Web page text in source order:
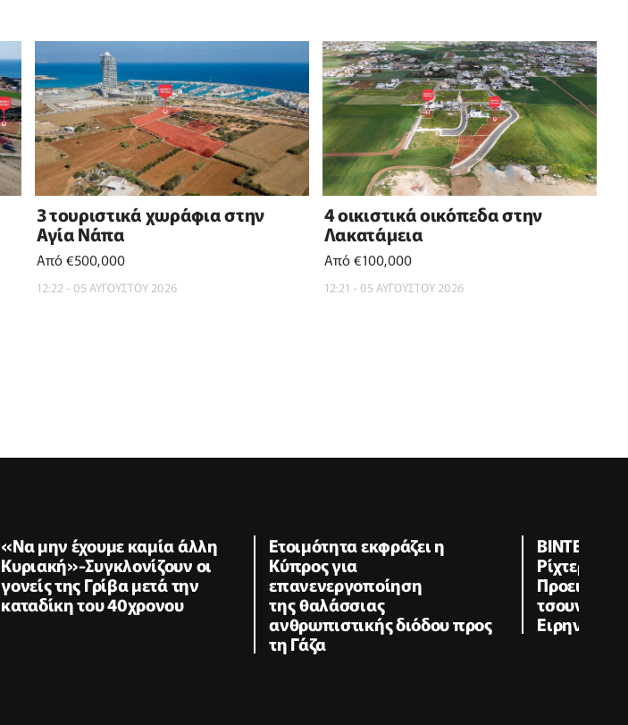
3 τουριστικά χωράφια στην
Αγία Νάπα
Από €500,000
12:22 - 05 ΑΥΓΟΥΣΤΟΥ 2026
4 οικιστικά οικόπεδα στην
Λακατάμεια
Από €100,000
12:21 - 05 ΑΥΓΟΥΣΤΟΥ 2026
«Να μην έχουμε καμία άλλη
Κυριακή»-Συγκλονίζουν οι
γονείς της Γρίβα μετά την
καταδίκη του 40χρονου
Ετοιμότητα εκφράζει η
Κύπρος για
επανενεργοποίηση
της θαλάσσιας
ανθρωπιστικής διόδου προς
τη Γάζα
ΒΙΝΤΕΟ:
Ρίχτερ
τσουνάμι
Ειρηνικό